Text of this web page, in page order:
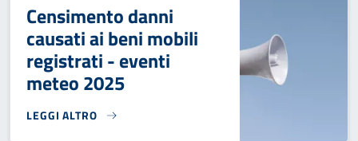
Censimento danni
causati ai beni mobili
registrati - eventi
meteo 2025
LEGGI ALTRO
CENSIMENTO DANNI CAUSATI AI BENI MOBILI REGISTRATI